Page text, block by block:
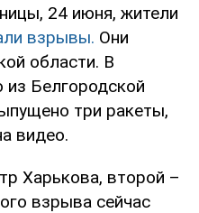
24 июня, жители
взрывы. Они
области. В
из Белгородской
три ракеты,
видео.
Харькова, второй –
взрыва сейчас